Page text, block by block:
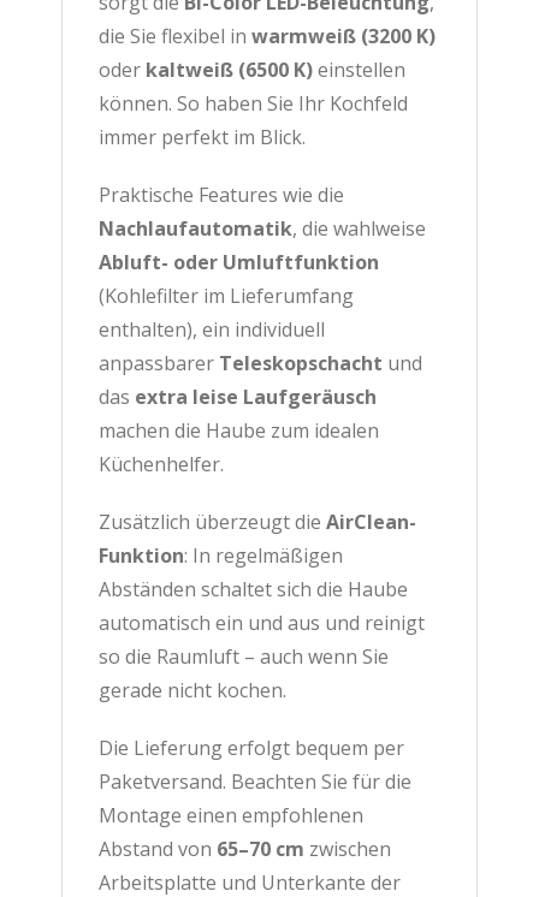
die Sie flexibel in warmweiß (3200 K)
oder kaltweiß (6500 K)einstellen
können. So haben Sie Ihr Kochfeld
immer perfekt im Blick.
Praktische Features wie die
Nachlaufautomatik, die wahlweise
Abluft- oder Umluftfunktion
(Kohlefilter im Lieferumfang
enthalten), ein individuell
anpassbarer Teleskopschacht und
das extra leise Laufgeräusch
machen die Haube zum idealen
Küchenhelfer.
Zusätzlich überzeugt die AirClean-
Funktion: In regelmäßigen
Abständen schaltet sich die Haube
automatisch ein und aus und reinigt
so die Raumluft – auch wenn Sie
gerade nicht kochen.
Die Lieferung erfolgt bequem per
Paketversand. Beachten Sie für die
Montage einen empfohlenen
Abstand von 65–70 cm zwischen
Arbeitsplatte und Unterkante der